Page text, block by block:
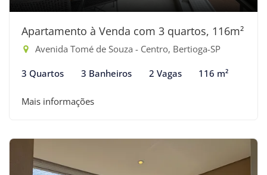
Apartamento à Venda com 3 quartos, 116m²
Avenida Tomé de Souza - Centro, Bertioga-SP
3 Quartos 3 Banheiros 2 Vagas 116 m²
Mais informações